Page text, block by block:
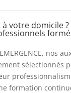
votre domicile ?
EMERGENCE, nos
sélectionnés
formation